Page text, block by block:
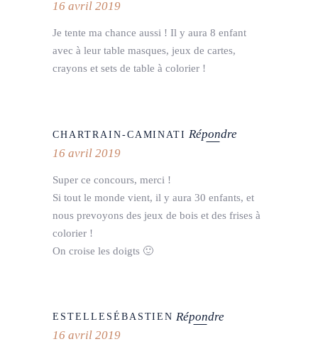
16 avril 2019
Je tente ma chance aussi ! Il y aura 8 enfant
avec à leur table masques, jeux de cartes,
crayons et sets de table à colorier !
CHARTRAIN-CAMINATI Répondre
16 avril 2019
Super ce concours, merci !
Si tout le monde vient, il y aura 30 enfants, et
nous prevoyons des jeux de bois et des frises à
colorier !
On croise les doigts 🙂
ESTELLESÉBASTIEN Répondre
16 avril 2019